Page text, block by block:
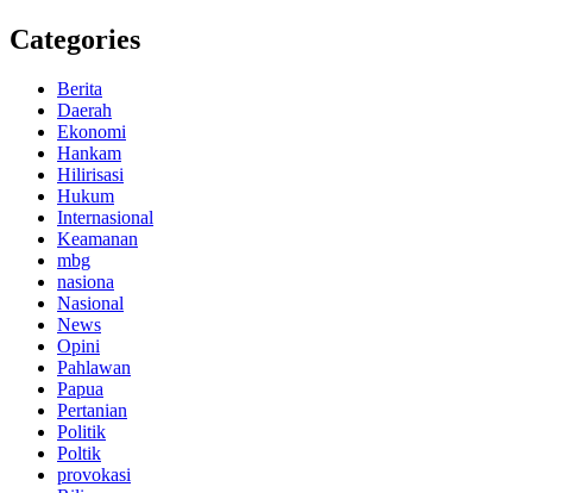
Categories
Berita
Daerah
Ekonomi
Hankam
Hilirisasi
Hukum
Internasional
Keamanan
mbg
nasiona
Nasional
News
Opini
Pahlawan
Papua
Pertanian
Politik
Poltik
provokasi